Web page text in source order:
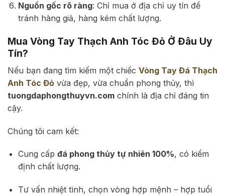
Nguồn gốc rõ ràng: Chỉ mua ở địa chỉ uy tín để
tránh hàng giả, hàng kém chất lượng.
Mua Vòng Tay Thạch Anh Tóc Đỏ Ở Đâu Uy
Tín?
Nếu bạn đang tìm kiếm một chiếc Vòng Tay Đá Thạch
Anh Tóc Đỏ vừa đẹp, vừa chuẩn phong thủy, thì
tuongdaphongthuyvn.com chính là địa chỉ đáng tin
cậy.
Chúng tôi cam kết:
Cung cấp đá phong thủy tự nhiên 100%, có kiểm
định chất lượng.
Tư vấn nhiệt tình, chọn vòng hợp mệnh – hợp tuổi